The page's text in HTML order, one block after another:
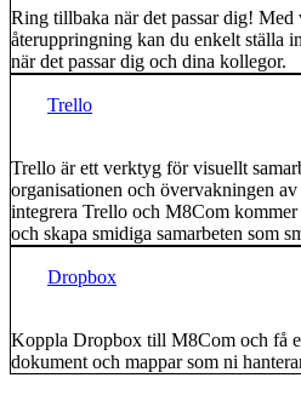
Ring tillbaka när det passar dig! Med
återuppringning kan du enkelt ställa
när det passar dig och dina kollegor.
Trello
Trello är ett verktyg för visuellt
organisationen och övervakningen
integrera Trello och M8Com
och skapa smidiga samarbeten som
Dropbox
Koppla Dropbox till M8Com och få
dokument och mappar som ni